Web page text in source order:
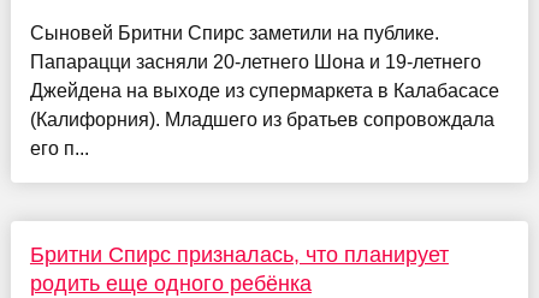
Сыновей Бритни Спирс заметили на публике.
Папарацци засняли 20-летнего Шона и 19-летнего
Джейдена на выходе из супермаркета в Калабасасе
(Калифорния). Младшего из братьев сопровождала
его п...
Бритни Спирс призналась, что планирует
родить еще одного ребёнка